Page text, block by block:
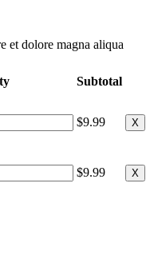
et dolore magna aliqua
Subtotal
$9.99 X
$9.99 X